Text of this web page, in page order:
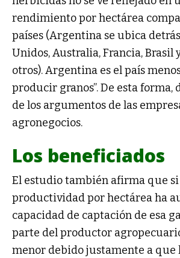
rendimiento por hectárea
países (Argentina se ubica
Unidos, Australia, Francia, Brasil
otros). Argentina es el país
producir granos”. De esta forma,
de los argumentos de las
agronegocios.
Los beneficiados
El estudio también afirma que
productividad por hectárea ha
capacidad de captación de esa
parte del productor
menor debido justamente a que